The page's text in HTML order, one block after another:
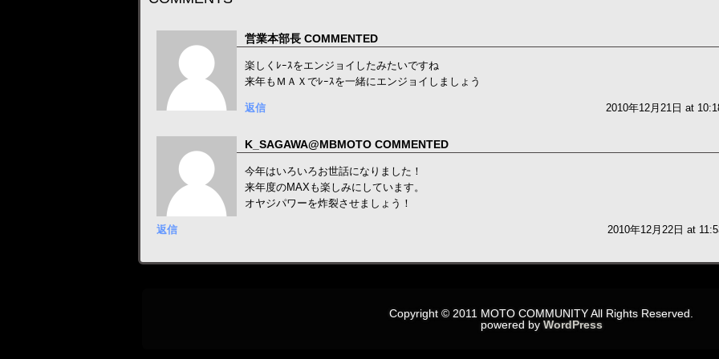
営業本部長 COMMENTED
楽しくﾚｰｽをエンジョイしたみたいですね
来年もＭＡＸでﾚｰｽを一緒にエンジョイしましょう
返信 2010年12月21日 at
K_SAGAWA@MBMOTO COMMENTED
今年はいろいろお世話になりました！
来年度のMAXも楽しみにしています。
オヤジパワーを炸裂させましょう！
返信 2010年12月22日 at
Copyright © 2011 MOTO COMMUNITY All Rights Reserved.
powered by WordPress